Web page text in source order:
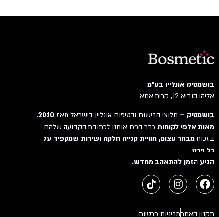
בושמטיק אונליין בע"מ
אליהו הנביא 12, קרית אתא
בושמטיק –חלוצי הבישום והטיפוח אונליין בישראל מאז2010
.
מאות אלפי לקוחותכבר הפכו אותנו לכתובת הקבועה שלהם –
בזכותמבחר עצום, חוויית קנייה חלקה ושירות שמקפיד על
כל פרט.
הגיע הזמן להתאהב מחדש.
תקנון האתרמדיניות פרטיות